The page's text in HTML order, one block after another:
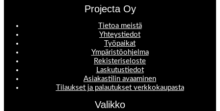
Projecta Oy
Tietoa meistä
Yhteystiedot
Työpaikat
Ympäristöohjelma
Rekisteriseloste
Laskutustiedot
Asiakastilin avaaminen
Tilaukset ja palautukset verkkokaupasta
Valikko